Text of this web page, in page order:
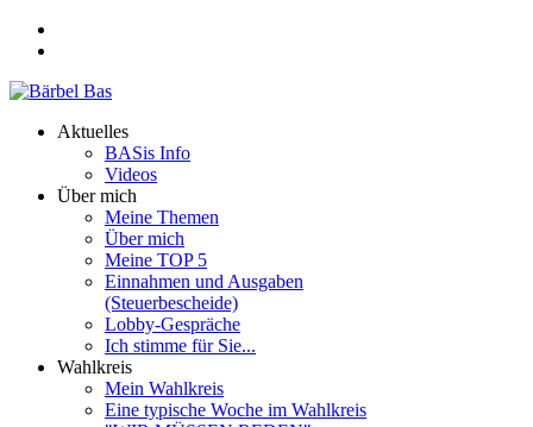
Aktuelles
BASis Info
Videos
Über mich
Meine Themen
Über mich
Meine TOP 5
Einnahmen und Ausgaben
(Steuerbescheide)
Lobby-Gespräche
Ich stimme für Sie...
Wahlkreis
Mein Wahlkreis
Eine typische Woche im Wahlkreis